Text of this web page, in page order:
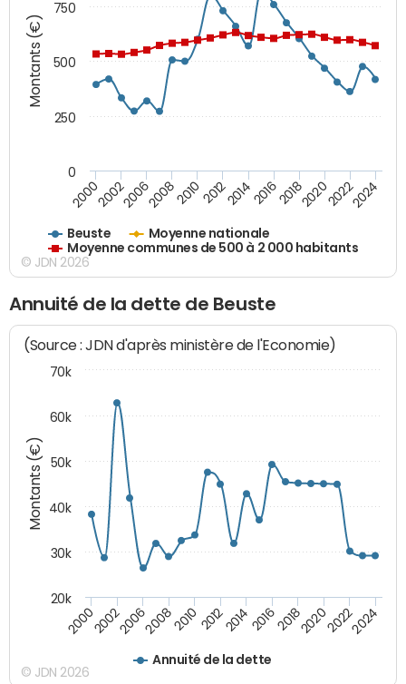
Montants (€)
Beuste
Moyenne nationale
Moyenne communes de 500 à 2 000 habitants
200020022006200820102012201420162018202020222024
0
250
500
750
© JDN 2026
Annuité de la dette de Beuste
Montants (€)
(Source : JDN d'après ministère de l'Economie)
Annuité de la dette
20002002200620082010 2012201420162018202020222024
20k
30k
40k
50k
60k
70k
© JDN 2026